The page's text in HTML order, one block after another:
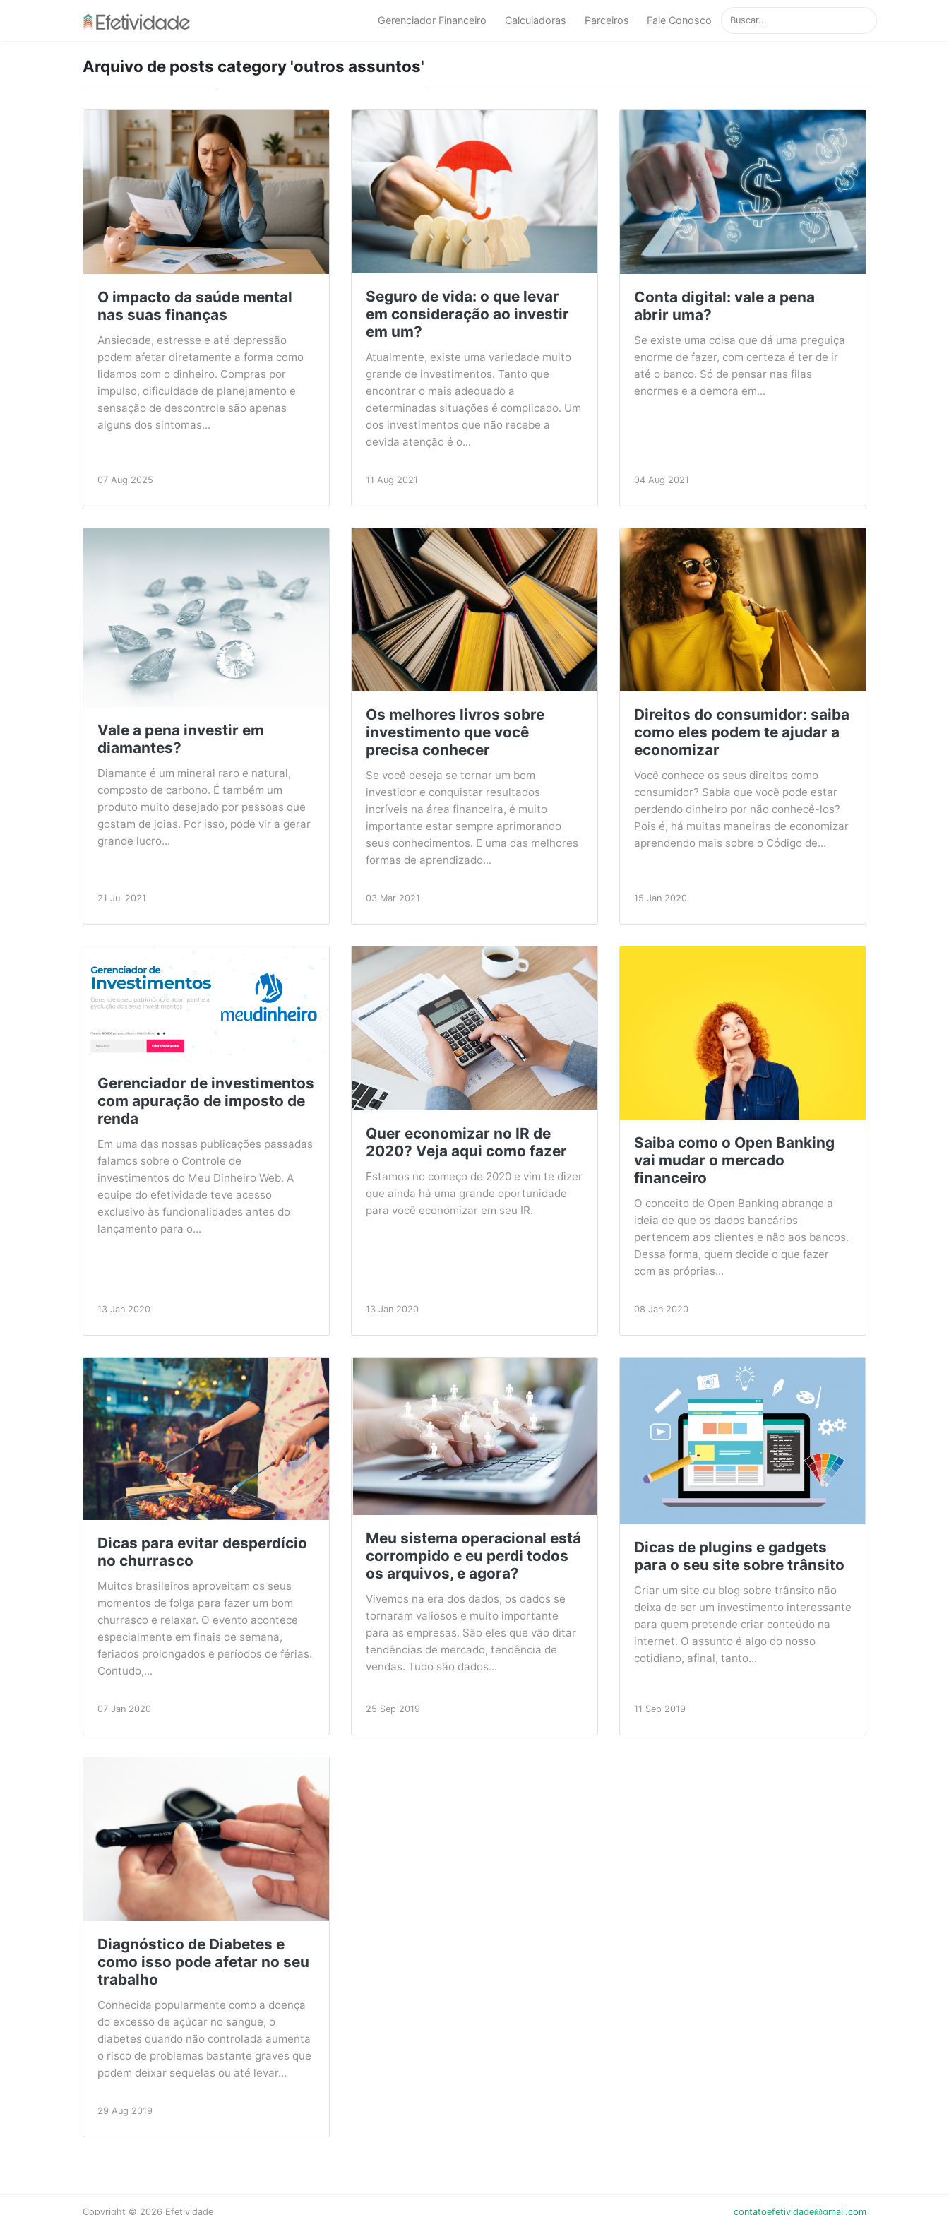
Gerenciador Financeiro Calculadoras Parceiros Fale Conosco
Arquivo de posts category 'outros assuntos'
O impacto da saúde mental
nas suas finanças
Ansiedade, estresse e até depressão
podem afetar diretamente a forma como
lidamos com o dinheiro. Compras por
impulso, dificuldade de planejamento e
sensação de descontrole são apenas
alguns dos sintomas...
07 Aug 2025
Seguro de vida: o que levar
em consideração ao investir
em um?
Atualmente, existe uma variedade muito
grande de investimentos. Tanto que
encontrar o mais adequado a
determinadas situações é complicado. Um
dos investimentos que não recebe a
devida atenção é o...
11 Aug 2021
Conta digital: vale a pena
abrir uma?
Se existe uma coisa que dá uma preguiça
enorme de fazer, com certeza é ter de ir
até o banco. Só de pensar nas filas
enormes e a demora em...
04 Aug 2021
Vale a pena investir em
diamantes?
Diamante é um mineral raro e natural,
composto de carbono. É também um
produto muito desejado por pessoas que
gostam de joias. Por isso, pode vir a gerar
grande lucro...
21 Jul 2021
Os melhores livros sobre
investimento que você
precisa conhecer
Se você deseja se tornar um bom
investidor e conquistar resultados
incríveis na área financeira, é muito
importante estar sempre aprimorando
seus conhecimentos. E uma das melhores
formas de aprendizado...
03 Mar 2021
Direitos do consumidor: saiba
como eles podem te ajudar a
economizar
Você conhece os seus direitos como
consumidor? Sabia que você pode estar
perdendo dinheiro por não conhecê-los?
Pois é, há muitas maneiras de economizar
aprendendo mais sobre o Código de...
15 Jan 2020
Gerenciador de investimentos
com apuração de imposto de
renda
Em uma das nossas publicações passadas
falamos sobre o Controle de
investimentos do Meu Dinheiro Web. A
equipe do efetividade teve acesso
exclusivo às funcionalidades antes do
lançamento para o...
13 Jan 2020
Quer economizar no IR de
2020? Veja aqui como fazer
Estamos no começo de 2020 e vim te dizer
que ainda há uma grande oportunidade
para você economizar em seu IR.
13 Jan 2020
Saiba como o Open Banking
vai mudar o mercado
financeiro
O conceito de Open Banking abrange a
ideia de que os dados bancários
pertencem aos clientes e não aos bancos.
Dessa forma, quem decide o que fazer
com as próprias...
08 Jan 2020
Dicas para evitar desperdício
no churrasco
Muitos brasileiros aproveitam os seus
momentos de folga para fazer um bom
churrasco e relaxar. O evento acontece
especialmente em finais de semana,
feriados prolongados e períodos de férias.
Contudo,...
07 Jan 2020
Meu sistema operacional está
corrompido e eu perdi todos
os arquivos, e agora?
Vivemos na era dos dados; os dados se
tornaram valiosos e muito importante
para as empresas. São eles que vão ditar
tendências de mercado, tendência de
vendas. Tudo são dados...
25 Sep 2019
Dicas de plugins e gadgets
para o seu site sobre trânsito
Criar um site ou blog sobre trânsito não
deixa de ser um investimento interessante
para quem pretende criar conteúdo na
internet. O assunto é algo do nosso
cotidiano, afinal, tanto...
11 Sep 2019
Diagnóstico de Diabetes e
como isso pode afetar no seu
trabalho
Conhecida popularmente como a doença
do excesso de açúcar no sangue, o
diabetes quando não controlada aumenta
o risco de problemas bastante graves que
podem deixar sequelas ou até levar...
29 Aug 2019
Copyright © 2026 Efetividade contatoefetividade@gmail.com